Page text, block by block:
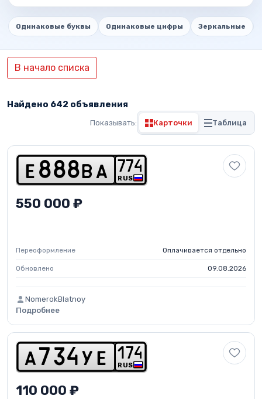
Одинаковые буквы Одинаковые цифры Зеркальные
В начало списка
Найдено 642 объявления
Показывать: Карточки Таблица
e 8 88 b a RUS
7 74
550 000 ₽
Переоформление Оплачивается отдельно
Обновлено 09.08.2026
NomerokBlatnoy
Подробнее
a 7 34 y e RUS
1 74
110 000 ₽